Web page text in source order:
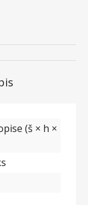
(š × h ×